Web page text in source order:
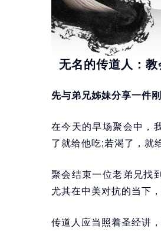
无名的传道人：
先与弟兄姊妹分享一件
在今天的早场聚会中，
了就给他吃;若渴了，就
聚会结束一位老弟兄找
尤其在中美对抗的当下
传道人应当照着圣经讲